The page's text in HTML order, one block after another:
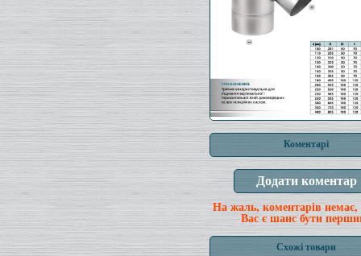
Коментарі
На жаль, коментарів немає,
Вас є шанс бути
Схожі товари